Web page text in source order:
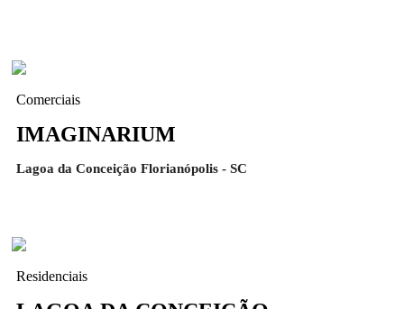
Comerciais
IMAGINARIUM
Lagoa da Conceição Florianópolis - SC
Residenciais